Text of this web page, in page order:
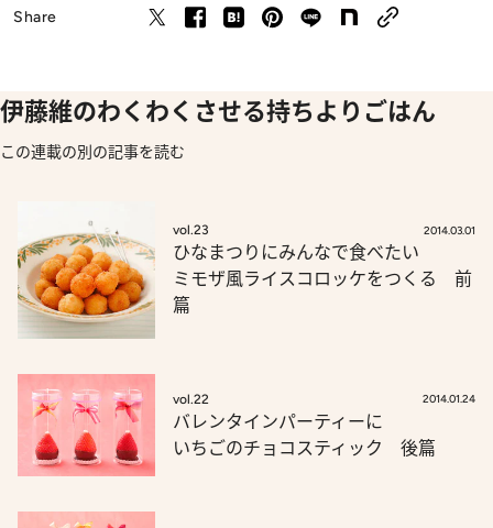
Share
伊藤維のわくわくさせる持ちよりごはん
この連載の別の記事を読む
vol.23 2014.03.01
ひなまつりにみんなで食べたい
ミモザ風ライスコロッケをつくる 前
篇
vol.22 2014.01.24
バレンタインパーティーに
いちごのチョコスティック 後篇